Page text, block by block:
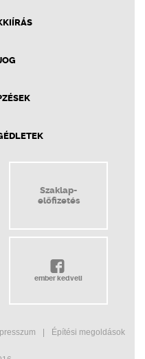
Szaklap-
előfizetés
ember kedveli
Építési megoldások